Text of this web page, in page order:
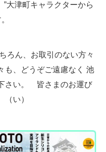
”大津町キャラクターから
ろん、お取引のない方々
も、どうぞご遠慮なく 池
さい。 皆さまのお運び
い）